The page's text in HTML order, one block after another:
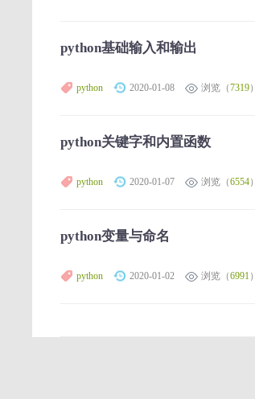
python基础输入和输出
python 2020-01-08 浏览（7319）
python关键字和内置函数
python 2020-01-07 浏览（6554）
python变量与命名
python 2020-01-02 浏览（6991）